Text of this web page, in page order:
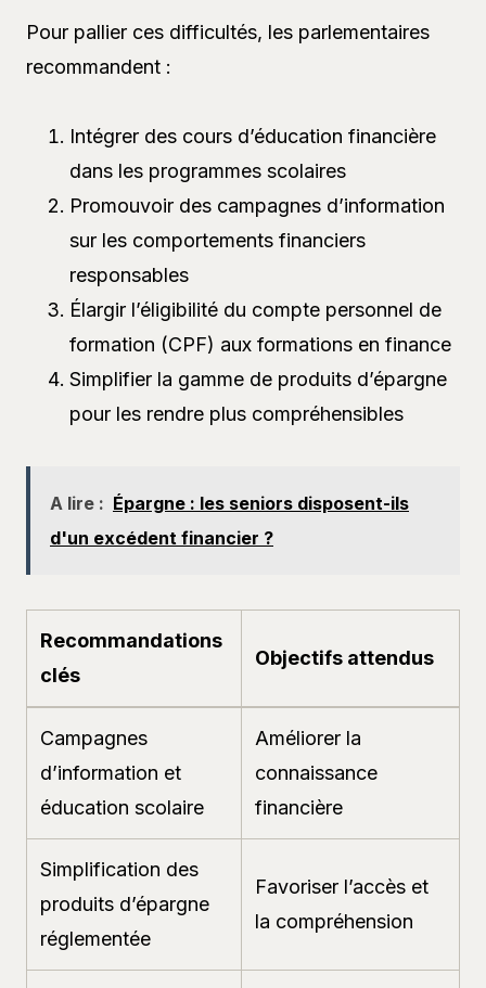
Pour pallier ces difficultés, les parlementaires
recommandent :
Intégrer des cours d’éducation financière
dans les programmes scolaires
Promouvoir des campagnes d’information
sur les comportements financiers
responsables
Élargir l’éligibilité du compte personnel de
formation (CPF) aux formations en finance
Simplifier la gamme de produits d’épargne
pour les rendre plus compréhensibles
A lire : Épargne : les seniors disposent-ils
d'un excédent financier ?
Recommandations
clés
Objectifs attendus
Campagnes
d’information et
éducation scolaire
Améliorer la
connaissance
financière
Simplification des
produits d’épargne
réglementée
Favoriser l’accès et
la compréhension